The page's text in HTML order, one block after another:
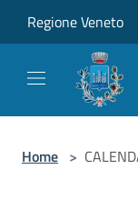
Regione Veneto
Home >